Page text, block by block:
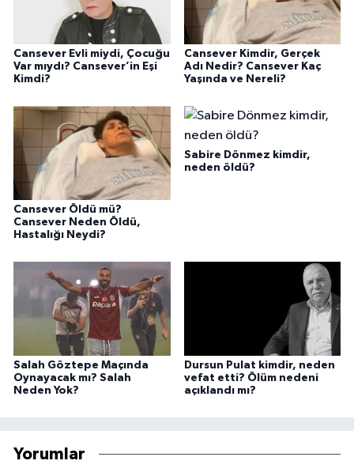
Cansever Evli miydi, Çocuğu
Var mıydı? Cansever’in Eşi
Kimdi?
Cansever Kimdir, Gerçek
Adı Nedir? Cansever Kaç
Yaşında ve Nereli?
Cansever Öldü mü?
Cansever Neden Öldü,
Hastalığı Neydi?
Sabire Dönmez kimdir,
neden öldü?
Salah Göztepe Maçında
Oynayacak mı? Salah
Neden Yok?
Dursun Pulat kimdir, neden
vefat etti? Ölüm nedeni
açıklandı mı?
Yorumlar